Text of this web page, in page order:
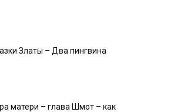
Златы – Два пингвина
матери – глава Шмот – как